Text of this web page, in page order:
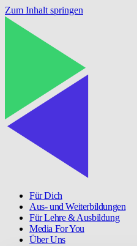
Zum Inhalt springen
Für Dich
Aus- und Weiterbildungen
Für Lehre & Ausbildung
Media For You
Über Uns